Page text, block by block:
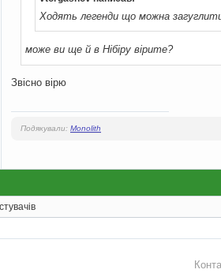
Ходять легенди що можна
може ви ще й в Нібіру вірите?
Звiсно вiрю
Подякували: Monolith